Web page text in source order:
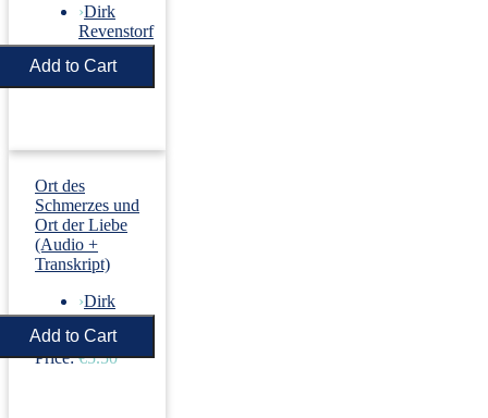
›Dirk
Revenstorf
Price: €5.50
Ort des
Schmerzes und
Ort der Liebe
(Audio +
Transkript)
›Dirk
Revenstorf
Price: €5.50